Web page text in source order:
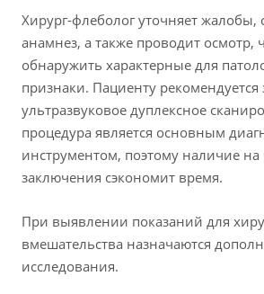
Хирург-флеболог уточняет жалобы,
анамнез, а также проводит осмотр,
обнаружить характерные для
признаки. Пациенту рекомендуется
ультразвуковое дуплексное
процедура является основным
инструментом, поэтому наличие на
заключения сэкономит время.
При выявлении показаний для
вмешательства назначаются
исследования.